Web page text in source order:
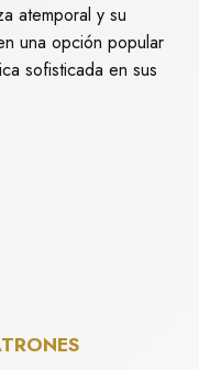
atemporal y su
una opción popular
sofisticada en sus